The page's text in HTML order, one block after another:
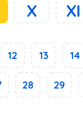
X XI
12 13 14
28 29